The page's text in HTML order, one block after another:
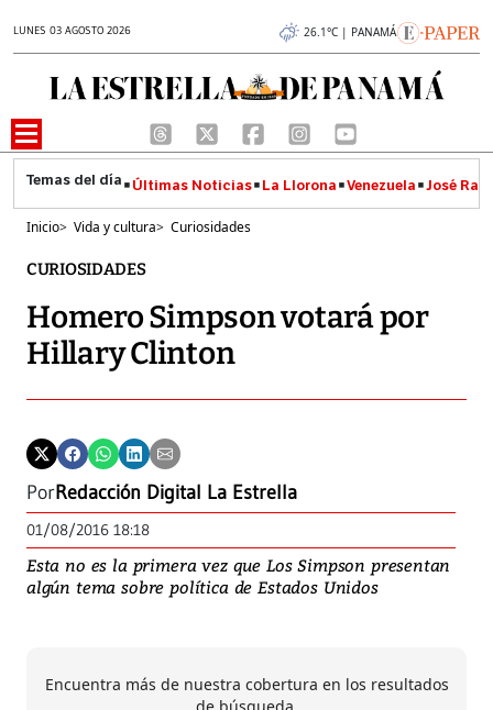
LUNES 03 AGOSTO 2026 26.1°C | PANAMÁ
Últimas Noticias La Llorona Venezuela José
Inicio> Vida y cultura> Curiosidades
CURIOSIDADES
Homero Simpson votará por
Hillary Clinton
PorRedacción Digital La Estrella
01/08/2016 18:18
Esta no es la primera vez que Los Simpson presentan
algún tema sobre política de Estados Unidos
Encuentra más de nuestra cobertura en los resultados